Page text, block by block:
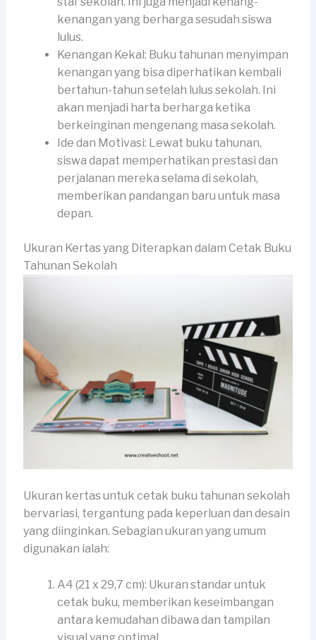
kenangan yang berharga sesudah siswa
lulus.
Kenangan Kekal: Buku tahunan menyimpan
kenangan yang bisa diperhatikan kembali
bertahun-tahun setelah lulus sekolah. Ini
akan menjadi harta berharga ketika
berkeinginan mengenang masa sekolah.
Ide dan Motivasi: Lewat buku tahunan,
siswa dapat memperhatikan prestasi dan
perjalanan mereka selama di sekolah,
memberikan pandangan baru untuk masa
depan.
Ukuran Kertas yang Diterapkan dalam Cetak Buku
Tahunan Sekolah
Ukuran kertas untuk cetak buku tahunan sekolah
bervariasi, tergantung pada keperluan dan desain
yang diinginkan. Sebagian ukuran yang umum
digunakan ialah:
A4 (21 x 29,7 cm): Ukuran standar untuk
cetak buku, memberikan keseimbangan
antara kemudahan dibawa dan tampilan